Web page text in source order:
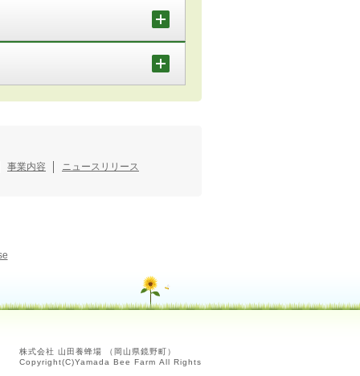
事業内容
ニュースリリース
株式会社 山田養蜂場 （岡山県鏡野町）
Copyright(C)Yamada Bee Farm All Rights